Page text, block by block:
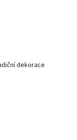
dekorace